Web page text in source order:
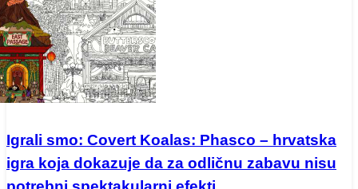
Igrali smo: Covert Koalas: Phasco – hrvatska
igra koja dokazuje da za odličnu zabavu nisu